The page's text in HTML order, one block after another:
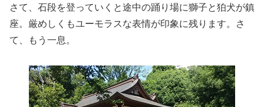
さて、石段を登っていくと途中の踊り場に獅子と狛犬が鎮
座。厳めしくもユーモラスな表情が印象に残ります。さ
て、もう一息。